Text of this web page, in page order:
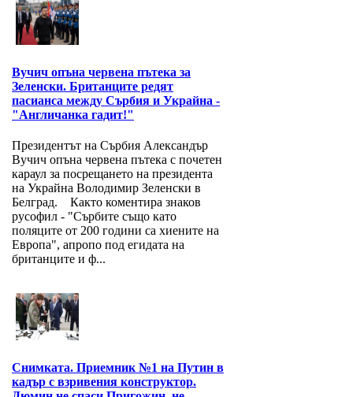
Вучич опъна червена пътека за
Зеленски. Британците редят
пасианса между Сърбия и Украйна -
"Англичанка гадит!"
Президентът на Сърбия Александър
Вучич опъна червена пътека с почетен
караул за посрещането на президента
на Украйна Володимир Зеленски в
Белград. Както коментира знаков
русофил - "Сърбите също като
поляците от 200 години са хиените на
Европа", апропо под егидата на
британците и ф...
Снимката. Приемник №1 на Путин в
кадър с взривения конструктор.